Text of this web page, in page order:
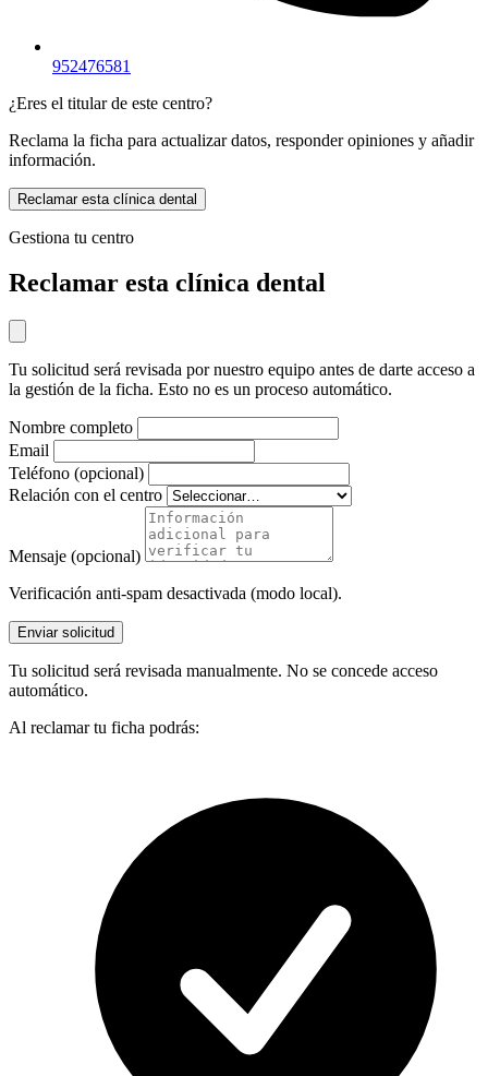
952476581
¿Eres el titular de este centro?
Reclama la ficha para actualizar datos, responder opiniones y añadir
información.
Reclamar esta clínica dental
Gestiona tu centro
Reclamar esta clínica dental
Tu solicitud será revisada por nuestro equipo antes de darte acceso a
la gestión de la ficha. Esto no es un proceso automático.
Nombre completo
Email
Teléfono (opcional)
Relación con el centro
Mensaje (opcional)
Verificación anti-spam desactivada (modo local).
Enviar solicitud
Tu solicitud será revisada manualmente. No se concede acceso
automático.
Al reclamar tu ficha podrás: